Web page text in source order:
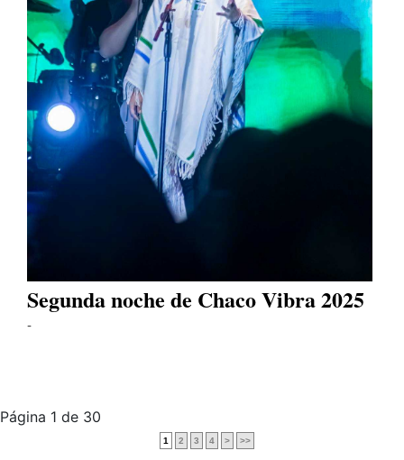
Segunda noche de Chaco Vibra 2025
-
Página 1 de 30
1 2 3 4 > >>